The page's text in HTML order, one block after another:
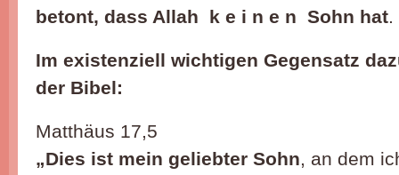
betont, dass Allah k e i n e n Sohn hat.
Im existenziell wichtigen Gegensatz
der Bibel:
Matthäus 17,5
„Dies ist mein geliebter Sohn, an dem